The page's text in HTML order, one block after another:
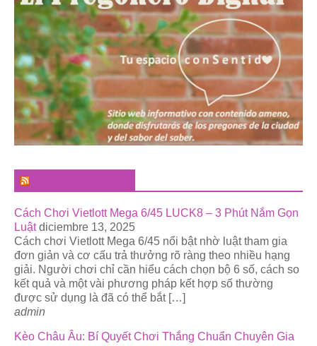
Cách Chơi Vietlott Mega 6/45 LUCK8 – 3 Phút Nắm Gọn
Luật diciembre 13, 2025
Cách chơi Vietlott Mega 6/45 nổi bật nhờ luật tham gia
đơn giản và cơ cấu trả thưởng rõ ràng theo nhiều hạng
giải. Người chơi chỉ cần hiểu cách chọn bộ 6 số, cách so
kết quả và một vài phương pháp kết hợp số thường
được sử dụng là đã có thể bắt […]
admin
Kèo Châu Âu: Bí Quyết Chơi Thắng Chuẩn Chuyên Gia